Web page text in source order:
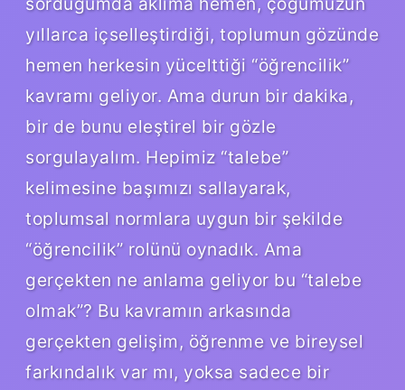
yıllarca içselleştirdiği, toplumun gözünde
hemen herkesin yücelttiği “öğrencilik”
kavramı geliyor. Ama durun bir dakika,
bir de bunu eleştirel bir gözle
sorgulayalım. Hepimiz “talebe”
kelimesine başımızı sallayarak,
toplumsal normlara uygun bir şekilde
“öğrencilik” rolünü oynadık. Ama
gerçekten ne anlama geliyor bu “talebe
olmak”? Bu kavramın arkasında
gerçekten gelişim, öğrenme ve bireysel
farkındalık var mı, yoksa sadece bir